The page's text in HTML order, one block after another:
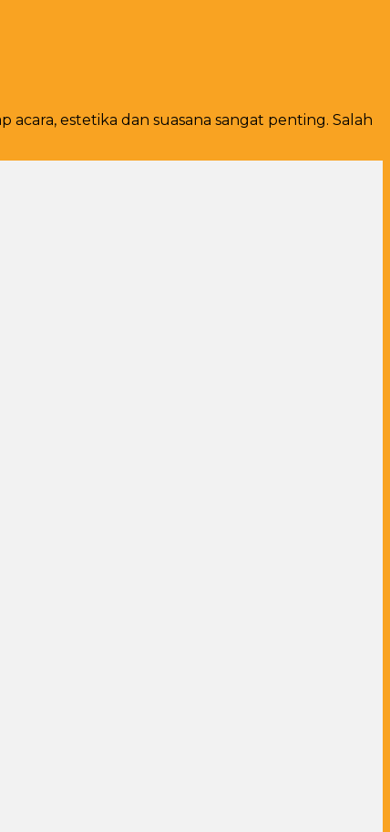
acara, estetika dan suasana sangat penting. Salah